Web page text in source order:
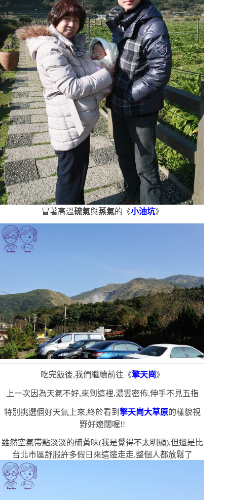
冒著高溫硫氣與蒸氣的《小油坑》
吃完飯後,我們繼續前往《擎天崗》
上一次因為天氣不好,來到這裡,濃雲密佈,伸手不見五指
特別挑選個好天氣上來,終於看到 擎天崗大草原的樣貌視
野好遼闊喔!!
雖然空氣帶點淡淡的硫黃味(我是覺得不太明顯),但還是比
台北市區舒服許多假日來這邊走走,整個人都放鬆了